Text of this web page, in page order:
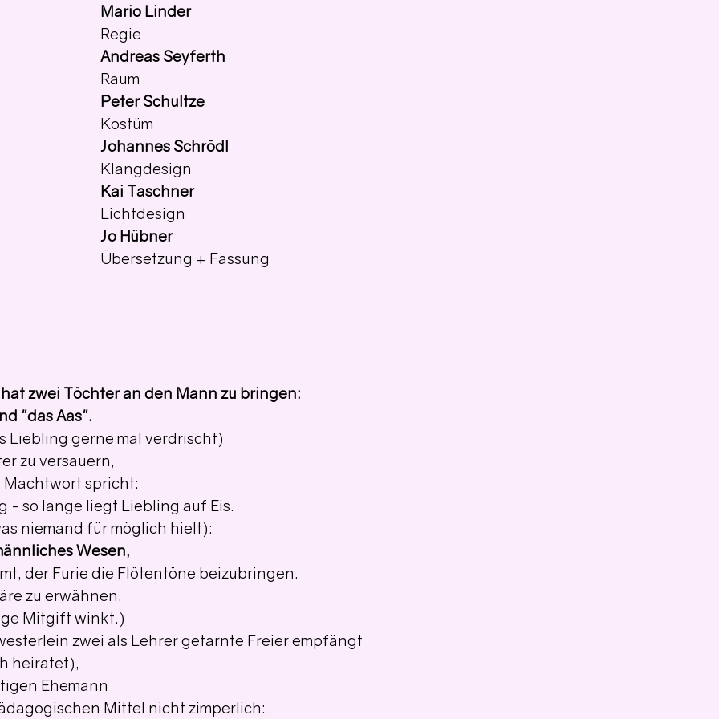
Mario Linder
Regie
Andreas Seyferth
Raum
Peter Schultze
Kostüm
Johannes Schrödl
Klangdesign
Kai Taschner
Lichtdesign
Jo Hübner
Übersetzung + Fassung
zwei Töchter an den Mann zu bringen:
"das Aas".
Liebling gerne mal verdrischt)
zu versauern,
Machtwort spricht:
- so lange liegt Liebling auf Eis.
niemand für möglich hielt):
Wesen,
der Furie die Flötentöne beizubringen.
zu erwähnen,
Mitgift winkt.)
zwei als Lehrer getarnte Freier empfängt
heiratet),
Ehemann
Mittel nicht zimperlich: